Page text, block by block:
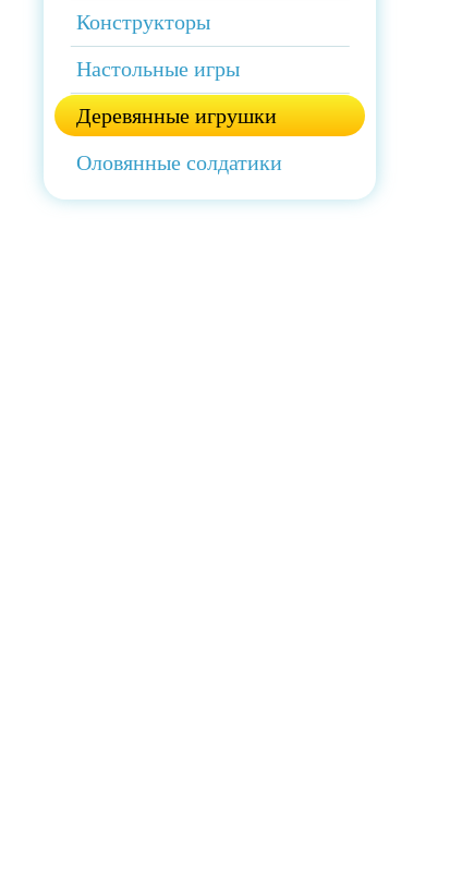
Конструкторы
Настольные игры
Деревянные игрушки
Оловянные солдатики